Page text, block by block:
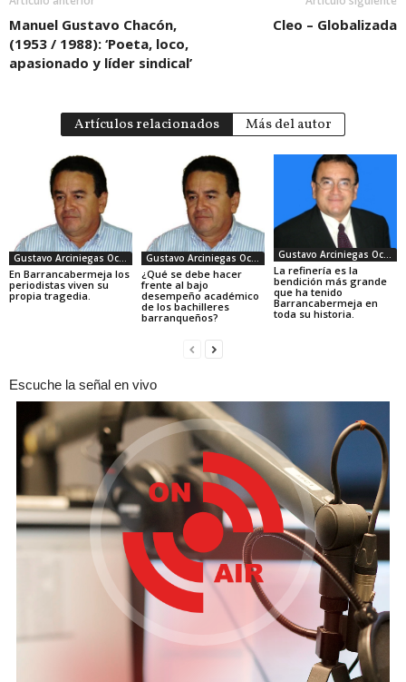
Manuel Gustavo Chacón,
(1953 / 1988): ‘Poeta, loco,
apasionado y líder sindical’
Cleo – Globalizada
Artículos relacionados Más del autor
Gustavo Arciniegas Ocapo
En Barrancabermeja los
periodistas viven su
propia tragedia.
Gustavo Arciniegas Ocapo
¿Qué se debe hacer
frente al bajo
desempeño académico
de los bachilleres
barranqueños?
Gustavo Arciniegas Ocapo
La refinería es la
bendición más grande
que ha tenido
Barrancabermeja en
toda su historia.
Escuche la señal en vivo